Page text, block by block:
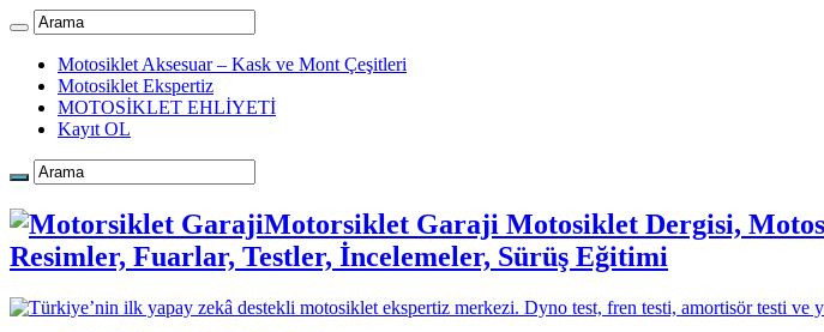
Motosiklet Aksesuar – Kask ve Mont Çeşitleri
Motosiklet Ekspertiz
MOTOSİKLET EHLİYETİ
Kayıt OL
Motorsiklet Garaji Motosiklet Dergisi,
Resimler, Fuarlar, Testler, İncelemeler, Sürüş Eğitimi